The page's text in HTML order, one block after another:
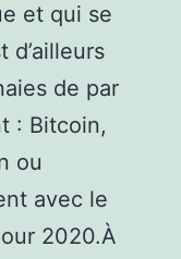
et qui se
d’ailleurs
de par
: Bitcoin,
ou
avec le
2020.À